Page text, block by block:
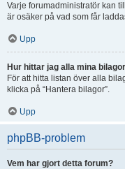
Varje forumadministratör kan
är osäker på vad som får
Upp
Hur hittar jag alla mina
För att hitta listan över alla
klicka på “Hantera bilagor”.
Upp
phpBB-problem
Vem har gjort detta forum?